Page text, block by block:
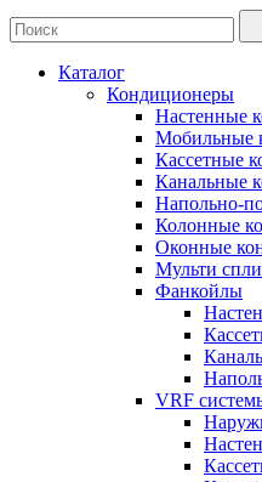
Каталог
Кондиционеры
Настенные
Мобильные
Кассетные
Канальные
Напольно-
Колонные
Оконные
Мульти
Фанкойлы
VRF